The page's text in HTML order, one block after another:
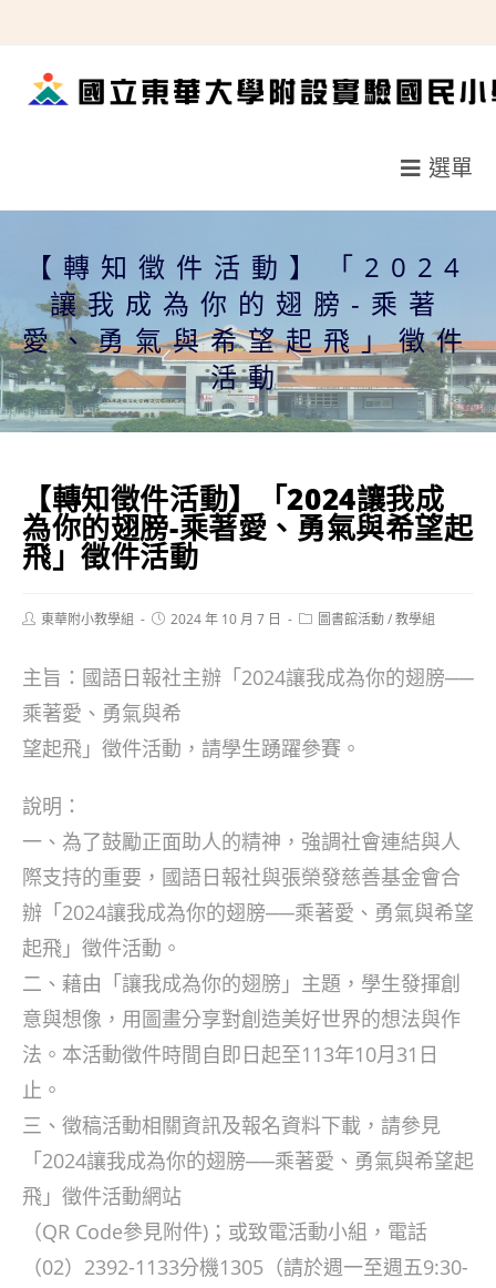
轉
選單
【轉知徵件活動】「2024
讓我成為你的翅膀-乘著
愛、勇氣與希望起飛」徵件
活動
【轉知徵件活動】「2024讓我成
為你的翅膀-乘著愛、勇氣與希望起
飛」徵件活動
Post東華附小教學組
Post2024 年 10 月 7 日
Post圖書館活動/教學組
主旨：國語日報社主辦「2024讓我成為你的翅膀──
乘著愛、勇氣與希
望起飛」徵件活動，請學生踴躍參賽。
說明：
一、為了鼓勵正面助人的精神，強調社會連結與人
際支持的重要，國語日報社與張榮發慈善基金會合
辦「2024讓我成為你的翅膀──乘著愛、勇氣與希望
起飛」徵件活動。
二、藉由「讓我成為你的翅膀」主題，學生發揮創
意與想像，用圖畫分享對創造美好世界的想法與作
法。本活動徵件時間自即日起至113年10月31日
止。
三、徵稿活動相關資訊及報名資料下載，請參見
「2024讓我成為你的翅膀──乘著愛、勇氣與希望起
飛」徵件活動網站
（QR Code參見附件)；或致電活動小組，電話
（02）2392-1133分機1305（請於週一至週五9:30-